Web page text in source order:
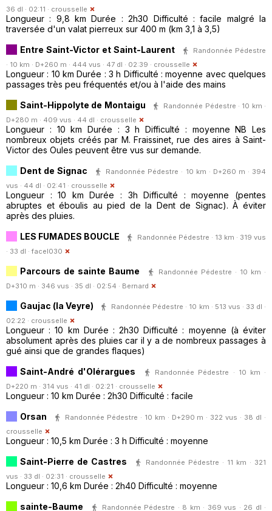
36 dl · 02:11 · crousselle
Longueur : 9,8 km Durée : 2h30 Difficulté : facile malgré la
traversée d'un valat pierreux sur 400 m (km 3,1 à 3,5)
Entre Saint-Victor et Saint-Laurent
Randonnée Pédestre
· 10 km · D+260 m · 444 vus · 47 dl · 02:39 · crousselle
Longueur : 10 km Durée : 3 h Difficulté : moyenne avec quelques
passages très peu fréquentés et/ou à l'aide des mains
Saint-Hippolyte de Montaigu
Randonnée Pédestre · 10 km ·
D+280 m · 409 vus · 44 dl · crousselle
Longueur : 10 km Durée : 3 h Difficulté : moyenne NB Les
nombreux objets créés par M. Fraissinet, rue des aires à Saint-
Victor des Oules peuvent être vus sur demande.
Dent de Signac
Randonnée Pédestre · 10 km · D+260 m · 394
vus · 44 dl · 02:41 · crousselle
Longueur : 10 km Durée : 3h Difficulté : moyenne (pentes
abruptes et éboulis au pied de la Dent de Signac). À éviter
après des pluies.
LES FUMADES BOUCLE
Randonnée Pédestre · 13 km · 319 vus
· 33 dl · facel030
Parcours de sainte Baume
Randonnée Pédestre · 10 km ·
D+310 m · 346 vus · 35 dl · 02:54 · Bernard
Gaujac (la Veyre)
Randonnée Pédestre · 10 km · 513 vus · 33 dl ·
02:22 · crousselle
Longueur : 10 km Durée : 2h30 Difficulté : moyenne (à éviter
absolument après des pluies car il y a de nombreux passages à
gué ainsi que de grandes flaques)
Saint-André d'Olérargues
Randonnée Pédestre · 10 km ·
D+220 m · 314 vus · 41 dl · 02:21 · crousselle
Longueur : 10 km Durée : 2h30 Difficulté : facile
Orsan
Randonnée Pédestre · 10 km · D+290 m · 322 vus · 38 dl ·
crousselle
Longueur : 10,5 km Durée : 3 h Difficulté : moyenne
Saint-Pierre de Castres
Randonnée Pédestre · 11 km · 321
vus · 33 dl · 02:31 · crousselle
Longueur : 10,6 km Durée : 2h40 Difficulté : moyenne
sainte-Baume
Randonnée Pédestre · 8 km · 369 vus · 26 dl ·